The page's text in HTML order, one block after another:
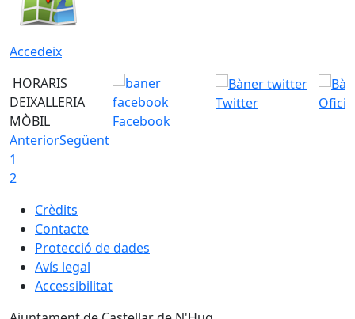
Accedeix
HORARIS
DEIXALLERIA
MÒBIL
Facebook
Twitter
AnteriorSegüent
1
2
Crèdits
Contacte
Protecció de dades
Avís legal
Accessibilitat